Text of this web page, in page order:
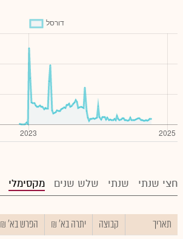
חצי שנתי שנתי שלש שנים מקסימלי
תאריך קבוצה יתרה בא' ₪ הפרש בא' ₪